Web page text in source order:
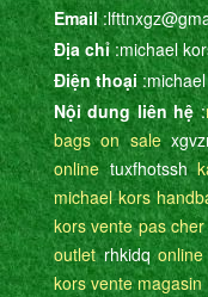
Email
Địa chỉ:michael
Điện thoại:michael
Nội dung liên hệ:
bags on sale
onlinetuxfhotssh
michael kors
kors vente pas cher
outletrhkidq
kors vente magasin